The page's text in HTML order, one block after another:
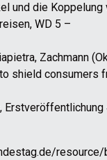
und die Koppelung
, WD 5 –
Zachmann
shield consumers
Erstveröffentlichung